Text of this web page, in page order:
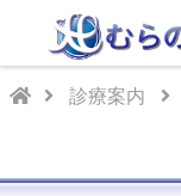
診療案内